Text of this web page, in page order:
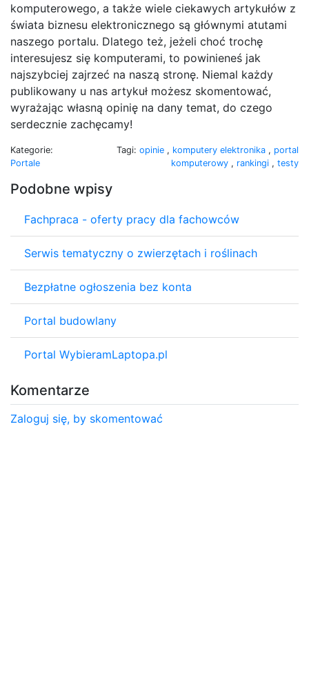
komputerowego, a także wiele ciekawych artykułów z
świata biznesu elektronicznego są głównymi atutami
naszego portalu. Dlatego też, jeżeli choć trochę
interesujesz się komputerami, to powinieneś jak
najszybciej zajrzeć na naszą stronę. Niemal każdy
publikowany u nas artykuł możesz skomentować,
wyrażając własną opinię na dany temat, do czego
serdecznie zachęcamy!
Kategorie:
Portale
Tagi: opinie , komputery elektronika , portal
komputerowy , rankingi , testy
Podobne wpisy
Fachpraca - oferty pracy dla fachowców
Serwis tematyczny o zwierzętach i roślinach
Bezpłatne ogłoszenia bez konta
Portal budowlany
Portal WybieramLaptopa.pl
Komentarze
Zaloguj się, by skomentować